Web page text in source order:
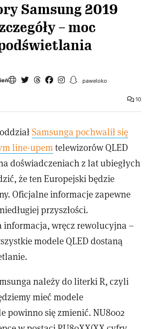
Samsung 2019
– moc
paweloko
10
Samsunga pochwalił się
line-upem telewizorów QLED
doświadczeniach z lat ubiegłych
że ten Europejski będzie
Oficjalne informacje zapewne
przyszłości.
informacja, wręcz rewolucyjna –
modele QLED dostaną
należy do literki R, czyli
mieć modele
powinno się zmienić. NU8002